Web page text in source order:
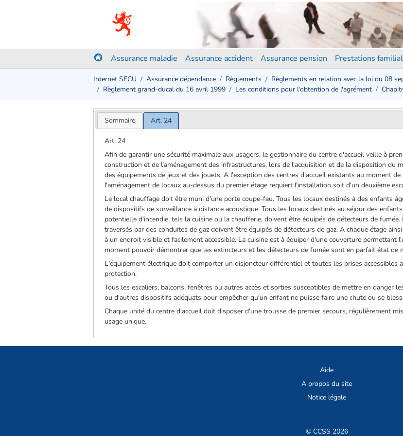
Assurance maladie Assurance accident Assurance pension Prestations
Internet SECU Assurance dépendance Règlements
Règlements en relation avec la loi du 08
Règlement grand-ducal du 16 avril 1999
Les conditions pour l'obtention de l'agrément
Sommaire Art. 24
Art. 24
Afin de garantir une sécurité maximale aux usagers, le gestionnaire du centre d'accueil veille à
construction et de l'aménagement des infrastructures, lors de l'acquisition et de la disposition du
des équipements de jeux et des jouets. A l'exception des centres d'accueil existants au moment
l'aménagement de locaux au-dessus du premier étage requiert l'installation soit d'un deuxième
Le local chauffage doit être muni d'une porte coupe-feu. Tous les locaux destinés à des enfants
de dispositifs de surveillance à distance acoustique. Tous les locaux destinés au séjour des
potentielle d'incendie, tels la cuisine ou la chaufferie, doivent être équipés de détecteurs de
traversés par des conduites de gaz doivent être équipés de détecteurs de gaz. A chaque étage
à un endroit visible et facilement accessible. La cuisine est à équiper d'une couverture
moment pouvoir démontrer que les extincteurs et les détecteurs de fumée sont en parfait état de
L'équipement électrique doit comporter un disjoncteur différentiel et toutes les prises
protection.
Tous les escaliers, balcons, fenêtres ou autres accès et sorties susceptibles de mettre en danger
ou d'autres dispositifs adéquats pour empêcher qu'un enfant ne puisse faire une chute ou se
Chaque unité du centre d'accueil doit disposer d'une trousse de premier secours, régulièrement
usage unique.
Aide
A propos du site
Notice légale
© CCSS 2026